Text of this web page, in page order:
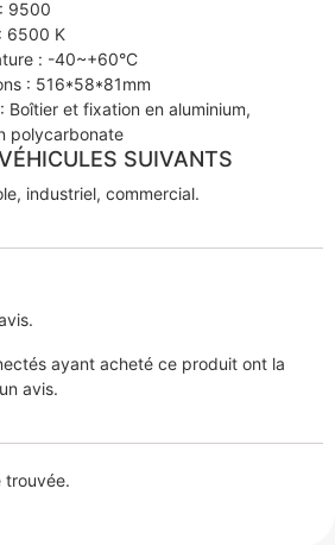
9500
6500 K
: -40~+60°C
: 516*58*81mm
Boîtier et fixation en aluminium,
polycarbonate
SUIVANTS
industriel, commercial.
ayant acheté ce produit ont la
avis.
trouvée.